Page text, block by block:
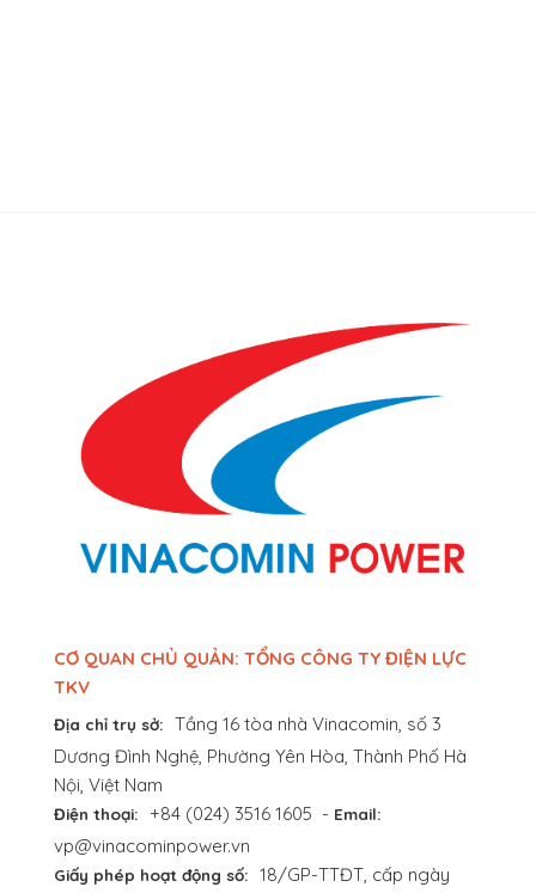
CƠ QUAN CHỦ QUẢN: TỔNG CÔNG TY ĐIỆN LỰC
TKV
Địa chỉ trụ sở: Tầng 16 tòa nhà Vinacomin, số 3
Dương Đình Nghệ, Phường Yên Hòa, Thành Phố Hà
Nội, Việt Nam
Điện thoại: +84 (024) 3516 1605 - Email:
vp@vinacominpower.vn
Giấy phép hoạt động số: 18/GP-TTĐT, cấp ngày